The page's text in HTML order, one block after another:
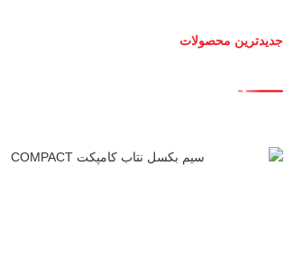
جدیدترین محصولات